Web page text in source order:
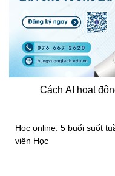
Cách AI hoạt
Học online: 5 buổi suốt
viên Học